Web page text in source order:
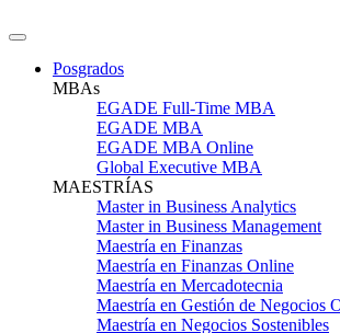
Posgrados
MBAs
EGADE Full-Time MBA
EGADE MBA
EGADE MBA Online
Global Executive MBA
MAESTRÍAS
Master in Business Analytics
Master in Business Management
Maestría en Finanzas
Maestría en Finanzas Online
Maestría en Mercadotecnia
Maestría en Gestión de Negocios
Maestría en Negocios Sostenibles